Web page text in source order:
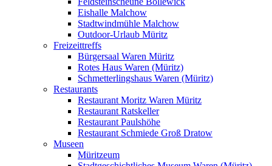
Eishalle Malchow
Stadtwindmühle Malchow
Outdoor-Urlaub Müritz
Freizeittreffs
Bürgersaal Waren Müritz
Rotes Haus Waren (Müritz)
Schmetterlingshaus Waren (Müritz)
Restaurants
Restaurant Moritz Waren Müritz
Restaurant Ratskeller
Restaurant Paulshöhe
Restaurant Schmiede Groß Dratow
Museen
Müritzeum